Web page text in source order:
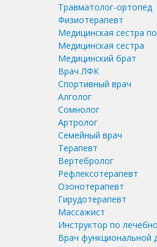
Травматолог-ортопед
Физиотерапевт
Медицинская сестра
Медицинская сестра
Медицинский брат
Врач ЛФК
Спортивный врач
Алголог
Сомнолог
Артролог
Семейный врач
Терапевт
Вертебролог
Рефлексотерапевт
Озонотерапевт
Гирудотерапевт
Массажист
Инструктор по
Врач функциональной